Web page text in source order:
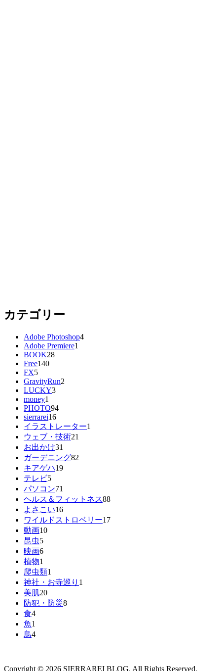
カテゴリー
Adobe Photoshop4
Adobe Premiere1
BOOK28
Free140
FX5
GravityRun2
LUCKY3
money1
PHOTO94
sierrarei16
イラストレーター1
ウェブ・技術21
お出かけ31
ガーデニング82
キアゲハ19
テレビ5
パソコン71
ヘルス＆フィットネス88
よさこい16
ワイルドストロベリー17
動画10
昆虫5
映画6
植物1
爬虫類1
神社・お寺巡り 1
美肌20
防犯・防災8
食4
魚1
鳥4
Copyright © 2026 SIERRAREI BLOG. All Rights Reserved.